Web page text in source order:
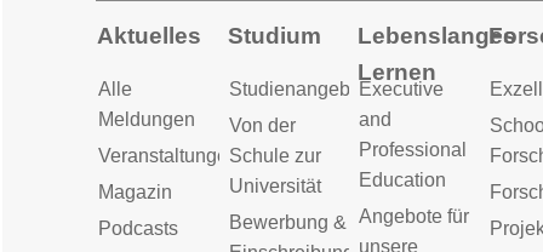
Aktuelles
Alle
Meldungen
Veranstaltungen
Magazin
Podcasts
Studium
Studienangebot
Von der
Schule zur
Universität
Bewerbung &
Lebenslanges
Lernen
Executive
and
Professional
Education
Angebote für
unsere